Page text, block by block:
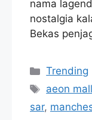
nama
nostalgia
Bekas
Categories
Trending
Tags
aeon mall
sar,